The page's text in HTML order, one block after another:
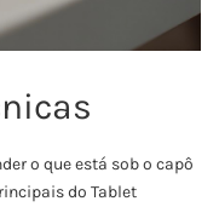
o que está sob o capô
do Tablet